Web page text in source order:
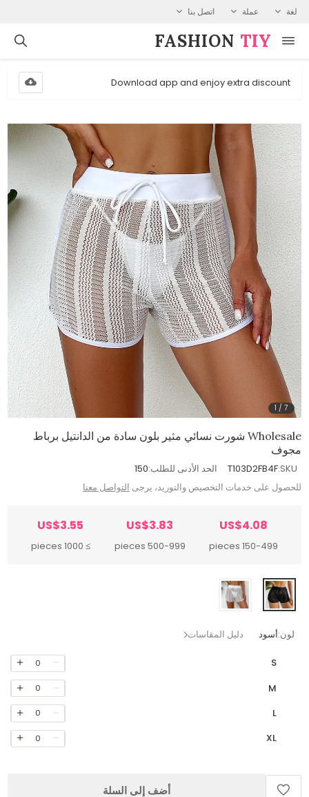
لغة عملة اتصل بنا
FASHION⁠ TIY
Download app and enjoy extra discount
1 /7
Wholesale شورت نسائي مثير بلون سادة من الدانتيل برباط
مجوف
SKU:
T103D2FB4F الحد الأدنى للطلب:150
للحصول على خدمات التخصيص والتوريد، يرجى التواصل معنا
US$4.08
150-499 pieces
US$3.83
500-999 pieces
US$3.55
≥ 1000 pieces
لون:أسود دليل المقاسات
S
0
M
0
L
0
XL
0
أضف إلى السلة